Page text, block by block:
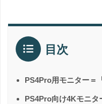
目次
PS4Pro用モニター＝
PS4Pro向け4Kモニタ